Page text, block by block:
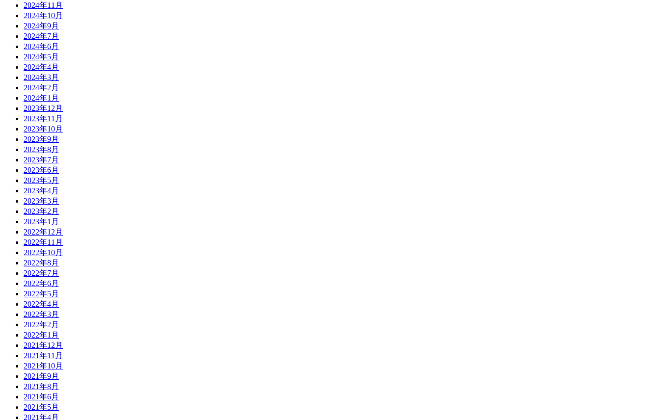
2024年11月
2024年10月
2024年9月
2024年7月
2024年6月
2024年5月
2024年4月
2024年3月
2024年2月
2024年1月
2023年12月
2023年11月
2023年10月
2023年9月
2023年8月
2023年7月
2023年6月
2023年5月
2023年4月
2023年3月
2023年2月
2023年1月
2022年12月
2022年11月
2022年10月
2022年8月
2022年7月
2022年6月
2022年5月
2022年4月
2022年3月
2022年2月
2022年1月
2021年12月
2021年11月
2021年10月
2021年9月
2021年8月
2021年6月
2021年5月
2021年4月